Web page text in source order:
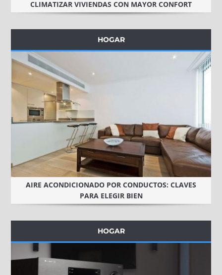
CLIMATIZAR VIVIENDAS CON MAYOR CONFORT
HOGAR
AIRE ACONDICIONADO POR CONDUCTOS: CLAVES
PARA ELEGIR BIEN
HOGAR